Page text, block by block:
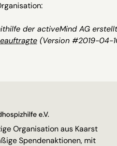
der activeMind AG
(Version #2019-04-
Organisation aus Kaarst
Spendenaktionen, mit